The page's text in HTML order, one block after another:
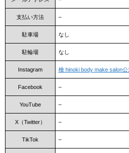
支払い方法 –
駐車場 なし
駐輪場 なし
Instagram 檜 hinoki body make salon公
Facebook –
YouTube –
X（Twitter） –
TikTok –